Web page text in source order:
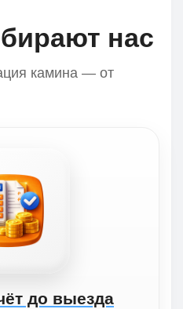
нас
камина — от
до выезда